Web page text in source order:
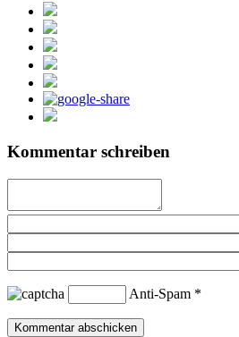
Kommentar schreiben
Anti-Spam *